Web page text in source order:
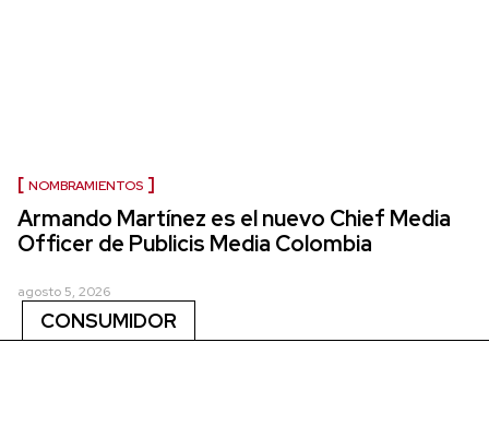
NOMBRAMIENTOS
Armando Martínez es el nuevo Chief Media
Officer de Publicis Media Colombia
agosto 5, 2026
CONSUMIDOR